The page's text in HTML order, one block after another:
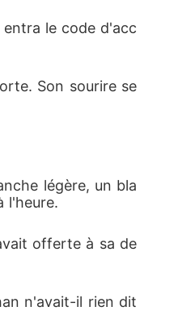
le code d'acc
Son sourire se
légère, un bla
l'heure.
offerte à sa de
n'avait-il rien dit